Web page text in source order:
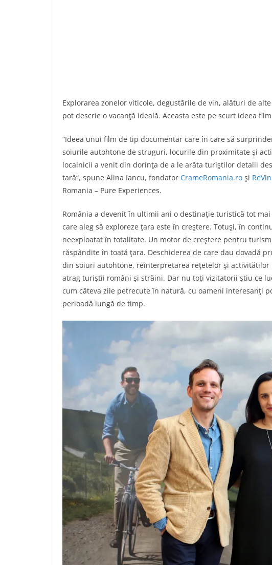
Explorarea zonelor viticole, degustările de vin, alături de
pot descrie o vacanţă ideală. Aceasta este pe scurt ideea
“Ideea unui film de tip documentar care în care să
soiurile autohtone de struguri, locurile din proximitate şi
localnicii a venit din dorinţa de a le arăta turiştilor detalii
tară“, spune Alina Iancu, fondator CrameRomania.ro şi
Romania – Pure Experiences.
România a devenit în ultimii ani o destinaţie turistică tot
care aleg să exploreze ţara este în creştere. Totuşi, în
neexploatat în totalitate. Un motor de creştere pentru
răspândite în toată ţara. Deschiderea de care dau dovadă
din soiuri autohtone, reinterpretarea reţetelor şi
atrag turiştii români şi străini. Dar nu toţi vizitatorii ştiu ce
cum câteva zile petrecute în natură, cu oameni interesanţi
perioadă lungă de timp.